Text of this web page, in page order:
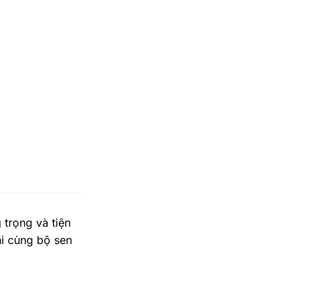
trọng và tiện
cùng bộ sen